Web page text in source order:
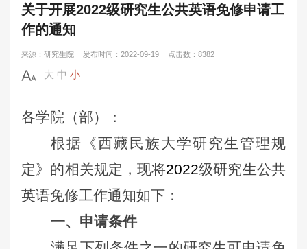
关于开展2022级研究生公共英语免修申请工
作的通知
来源：研究生院 发布时间：2022-09-19 点击数：8382
大 中 小
各学院（部）：
根据《西藏民族大学研究生管理规
定》的相关规定，现将2022级研究生公共
英语免修工作通知如下：
一、申请条件